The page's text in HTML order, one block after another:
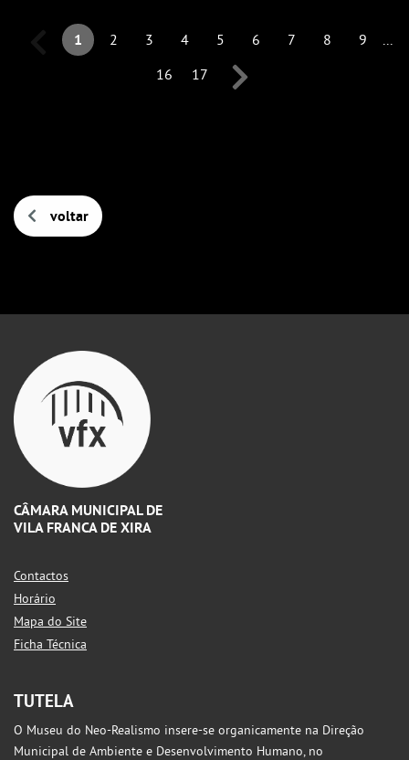
1 2 3 4 5 6 7 8 9
...
16
17
voltar
CÂMARA MUNICIPAL DE
VILA FRANCA DE XIRA
Contactos
Horário
Mapa do Site
Ficha Técnica
TUTELA
O Museu do Neo-Realismo insere-se organicamente na Direção
Municipal de Ambiente e Desenvolvimento Humano, no